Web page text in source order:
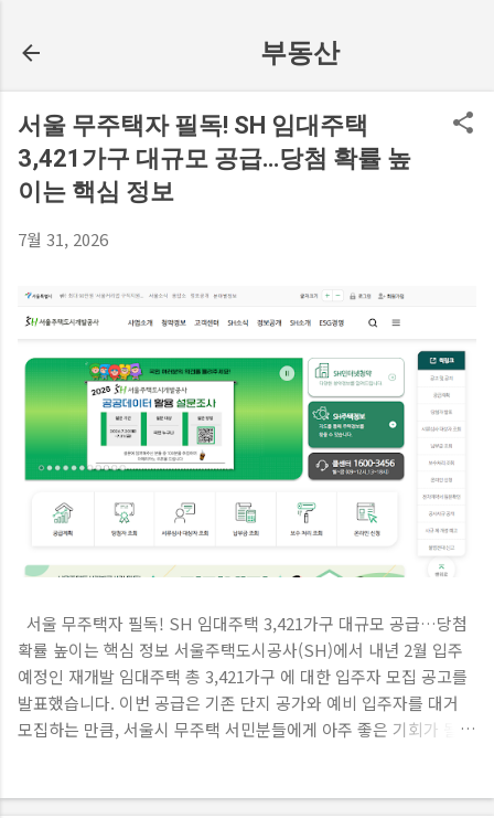
부동산
서울 무주택자 필독! SH 임대주택
3,421가구 대규모 공급…당첨 확률 높
이는 핵심 정보
7월 31, 2026
서울 무주택자 필독! SH 임대주택 3,421가구 대규모 공급…당첨
확률 높이는 핵심 정보 서울주택도시공사(SH)에서 내년 2월 입주
예정인 재개발 임대주택 총 3,421가구 에 대한 입주자 모집 공고를
발표했습니다. 이번 공급은 기존 단지 공가와 예비 입주자를 대거
모집하는 만큼, 서울시 무주택 서민분들에게 아주 좋은 기회가 될